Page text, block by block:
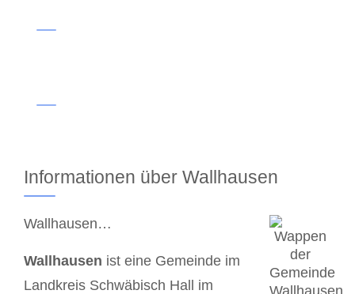
Informationen über Wallhausen
Wallhausen…
Wallhausen ist eine Gemeinde im
Landkreis Schwäbisch Hall im